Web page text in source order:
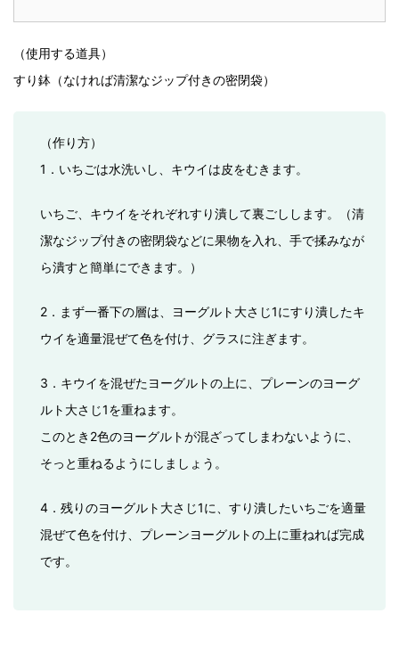
（使用する道具）
すり鉢（なければ清潔なジップ付きの密閉袋）
（作り方）
1．いちごは水洗いし、キウイは皮をむきます。
いちご、キウイをそれぞれすり潰して裏ごしします。（清
潔なジップ付きの密閉袋などに果物を入れ、手で揉みなが
ら潰すと簡単にできます。）
2．まず一番下の層は、ヨーグルト大さじ1にすり潰したキ
ウイを適量混ぜて色を付け、グラスに注ぎます。
3．キウイを混ぜたヨーグルトの上に、プレーンのヨーグ
ルト大さじ1を重ねます。
このとき2色のヨーグルトが混ざってしまわないように、
そっと重ねるようにしましょう。
4．残りのヨーグルト大さじ1に、すり潰したいちごを適量
混ぜて色を付け、プレーンヨーグルトの上に重ねれば完成
です。